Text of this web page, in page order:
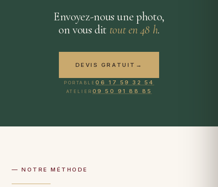
Envoyez-nous une photo,
on vous dit tout en 48 h.
DEVIS GRATUIT →
PORTABLE06 17 59 32 54
ATELIER 09 50 91 88 85
— NOTRE MÉTHODE